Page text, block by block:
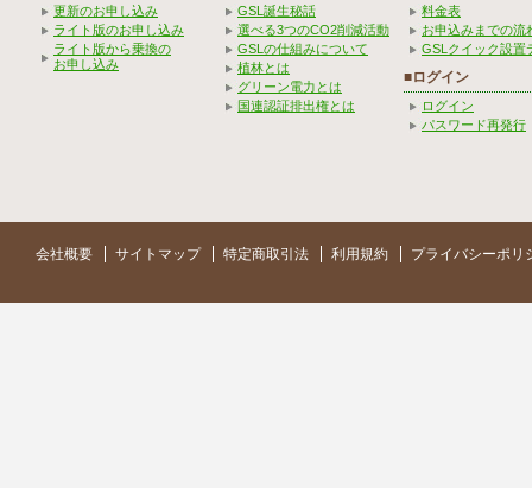
更新のお申し込み
ライト版のお申し込み
ライト版から乗換の
お申し込み
GSL誕生秘話
選べる3つのCO2削減活動
GSLの仕組みについて
植林とは
グリーン電力とは
国連認証排出権とは
料金表
お申込みまでの流
GSLクイック設置
■ログイン
ログイン
パスワード再発行
会社概要 サイトマップ 特定商取引法 利用規約 プライバシーポリ